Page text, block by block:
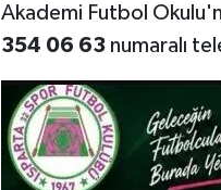
Akademi Futbol
354 06 63numaralı